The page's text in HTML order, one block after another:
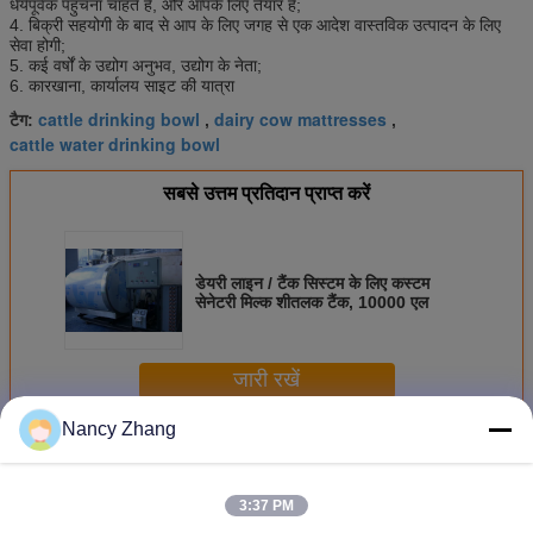
धैर्यपूर्वक पहुंचना चाहते हैं, और आपके लिए तैयार हैं;
4. बिक्री सहयोगी के बाद से आप के लिए जगह से एक आदेश वास्तविक उत्पादन के लिए
सेवा होगी;
5. कई वर्षों के उद्योग अनुभव, उद्योग के नेता;
6. कारखाना, कार्यालय साइट की यात्रा
टैग: cattle drinking bowl , dairy cow mattresses ,
cattle water drinking bowl
सबसे उत्तम प्रतिदान प्राप्त करें
डेयरी लाइन / टैंक सिस्टम के लिए कस्टम
सेनेटरी मिल्क शीतलक टैंक, 10000 एल
जारी रखें
अधिक गाय फार्म उपकरण
Nancy Zhang
3:37 PM